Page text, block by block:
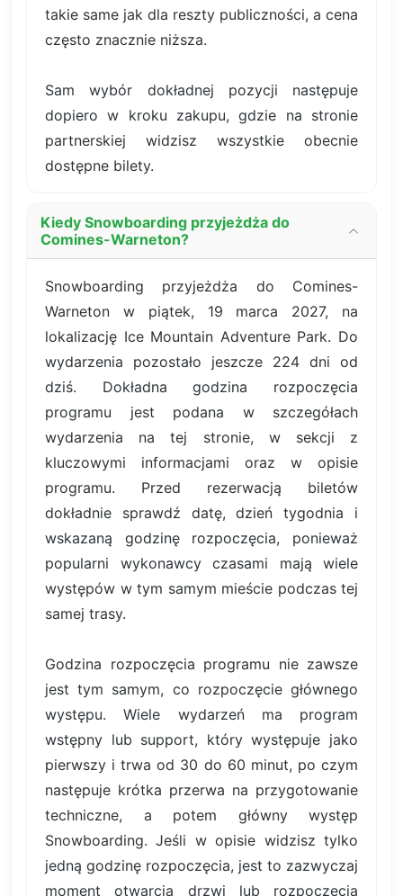
takie same jak dla reszty publiczności, a cena
często znacznie niższa.
Sam wybór dokładnej pozycji następuje
dopiero w kroku zakupu, gdzie na stronie
partnerskiej widzisz wszystkie obecnie
dostępne bilety.
Kiedy Snowboarding przyjeżdża do
Comines-Warneton?
Snowboarding przyjeżdża do Comines-
Warneton w piątek, 19 marca 2027, na
lokalizację Ice Mountain Adventure Park. Do
wydarzenia pozostało jeszcze 224 dni od
dziś. Dokładna godzina rozpoczęcia
programu jest podana w szczegółach
wydarzenia na tej stronie, w sekcji z
kluczowymi informacjami oraz w opisie
programu. Przed rezerwacją biletów
dokładnie sprawdź datę, dzień tygodnia i
wskazaną godzinę rozpoczęcia, ponieważ
popularni wykonawcy czasami mają wiele
występów w tym samym mieście podczas tej
samej trasy.
Godzina rozpoczęcia programu nie zawsze
jest tym samym, co rozpoczęcie głównego
występu. Wiele wydarzeń ma program
wstępny lub support, który występuje jako
pierwszy i trwa od 30 do 60 minut, po czym
następuje krótka przerwa na przygotowanie
techniczne, a potem główny występ
Snowboarding. Jeśli w opisie widzisz tylko
jedną godzinę rozpoczęcia, jest to zazwyczaj
moment otwarcia drzwi lub rozpoczęcia